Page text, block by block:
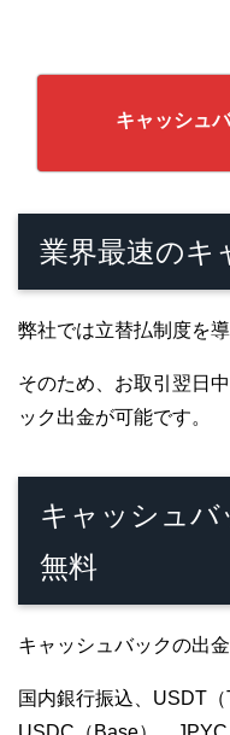
キャッシュ
業界最速のキ
弊社では立替払制度を
そのため、お取引翌日
ック出金が可能です。
キャッシュバ
無料
キャッシュバックの出
国内銀行振込、USDT